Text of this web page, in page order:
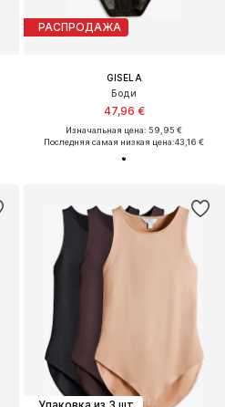
РАСПРОДАЖА
GISELA
Боди
47,96 €
Изначальная цена: 59,95 €
Последняя самая низкая цена:43,16 €